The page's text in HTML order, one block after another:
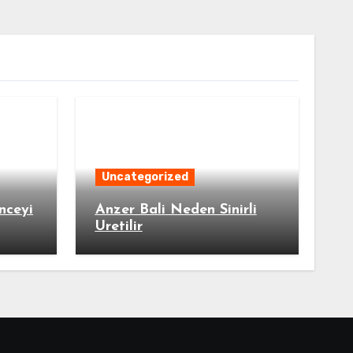
Uncategorized
Anzer Bali Neden Sinirli
Uretilir